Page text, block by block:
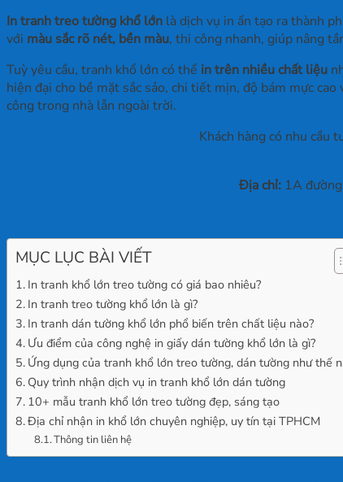
In tranh treo tường khổ lớn là dịch vụ in ấn tạo ra thành
với màu sắc rõ nét, bền màu, thi công nhanh, giúp nâng
Tuỳ yêu cầu, tranh khổ lớn có thể in trên nhiều chất liệu
hiện đại cho bề mặt sắc sảo, chi tiết mịn, độ bám mực
công trong nhà lẫn ngoài trời.
Khách hàng có nhu cầu
Địa chỉ:1A đường
MỤC LỤC BÀI VIẾT
In tranh khổ lớn treo tường có giá bao nhiêu?
In tranh treo tường khổ lớn là gì?
In tranh dán tường khổ lớn phổ biến trên chất liệu nào?
Ưu điểm của công nghệ in giấy dán tường khổ lớn là gì?
Ứng dụng của tranh khổ lớn treo tường, dán tường như thế
Quy trình nhận dịch vụ in tranh khổ lớn dán tường
10+ mẫu tranh khổ lớn treo tường đẹp, sáng tạo
Địa chỉ nhận in khổ lớn chuyên nghiệp, uy tín tại TPHCM
Thông tin liên hệ